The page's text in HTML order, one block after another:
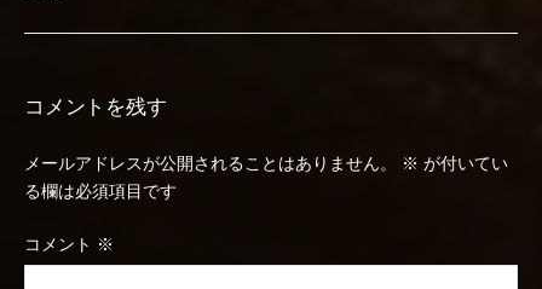
コメントを残す
メールアドレスが公開されることはありません。 ※ が付いてい
る欄は必須項目です
コメント ※